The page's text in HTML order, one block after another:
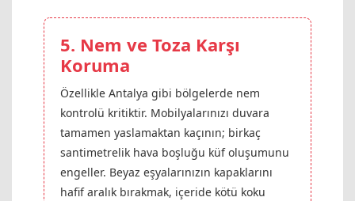
5. Nem ve Toza Karşı
Koruma
Özellikle Antalya gibi bölgelerde nem
kontrolü kritiktir. Mobilyalarınızı duvara
tamamen yaslamaktan kaçının; birkaç
santimetrelik hava boşluğu küf oluşumunu
engeller. Beyaz eşyalarınızın kapaklarını
hafif aralık bırakmak, içeride kötü koku